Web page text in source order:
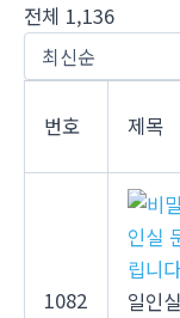
전체 1,136
번호 제목
1082
인실
립니
일인실